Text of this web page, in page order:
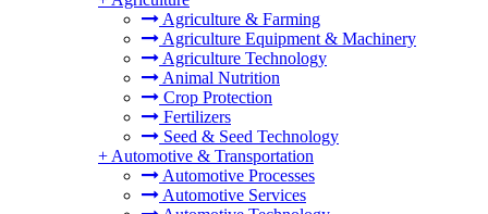
Agriculture & Farming
Agriculture Equipment & Machinery
Agriculture Technology
Animal Nutrition
Crop Protection
Fertilizers
Seed & Seed Technology
+ Automotive & Transportation
Automotive Processes
Automotive Services